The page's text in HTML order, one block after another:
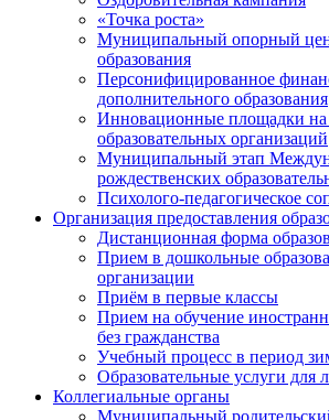
«Точка роста»
Муниципальный опорный
образования
Персонифицированное
дополнительного образования
Инновационные площадки на
образовательных организаций
Муниципальный этап
рождественских
Психолого-педагогическое
Организация предоставления
Дистанционная форма
Прием в дошкольные
организации
Приём в первые классы
Прием на обучение
без гражданства
Учебный процесс в период
Образовательные услуги для
Коллегиальные органы